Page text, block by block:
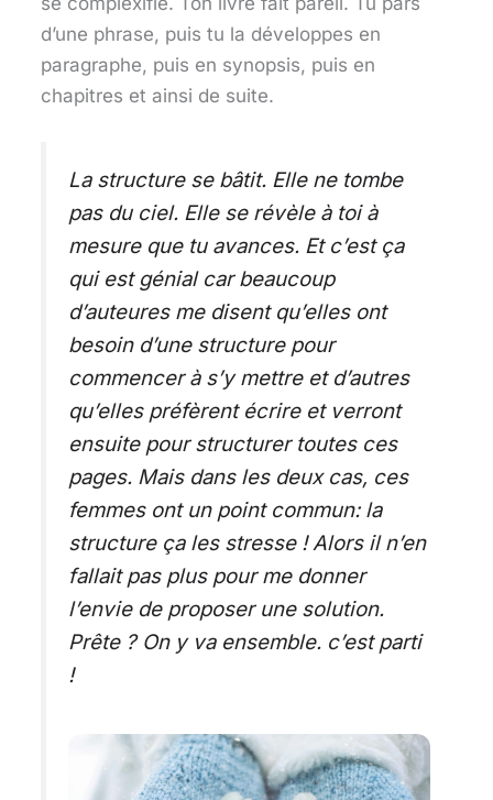
d’une phrase, puis tu la développes en
paragraphe, puis en synopsis, puis en
chapitres et ainsi de suite.
La structure se bâtit. Elle ne tombe
pas du ciel. Elle se révèle à toi à
mesure que tu avances. Et c’est ça
qui est génial car beaucoup
d’auteures me disent qu’elles ont
besoin d’une structure pour
commencer à s’y mettre et d’autres
qu’elles préfèrent écrire et verront
ensuite pour structurer toutes ces
pages. Mais dans les deux cas, ces
femmes ont un point commun: la
structure ça les stresse ! Alors il n’en
fallait pas plus pour me donner
l’envie de proposer une solution.
Prête ? On y va ensemble. c’est parti
!